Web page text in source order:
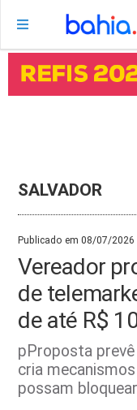
SALVADOR
Publicado em 08/07/2026
Vereador
de
de até R$
pProposta
cria
possam